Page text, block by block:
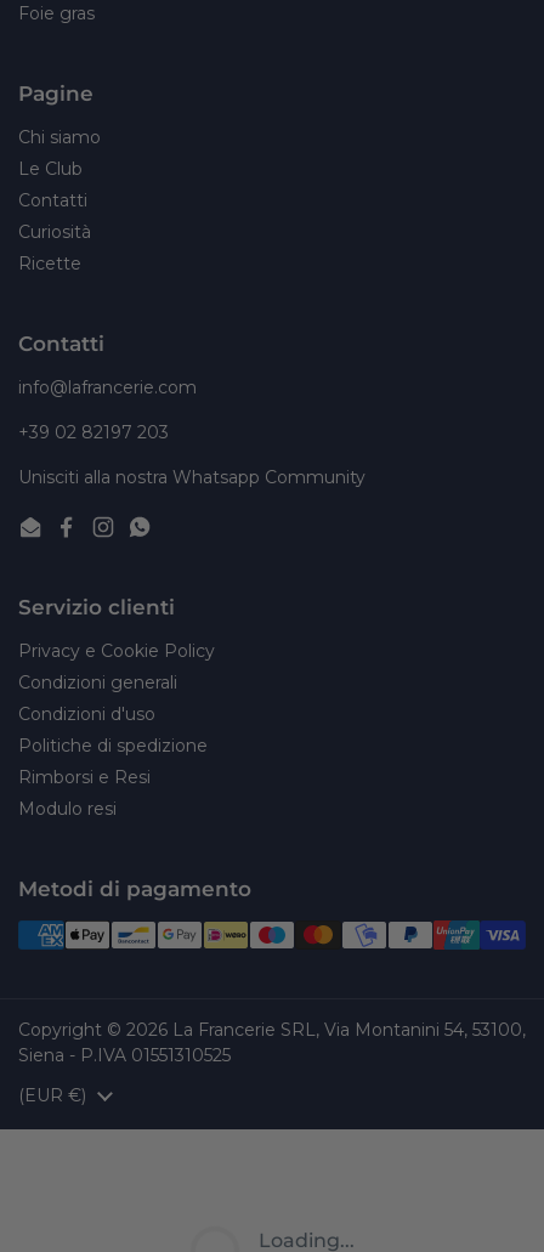
Foie gras
Pagine
Chi siamo
Le Club
Contatti
Curiosità
Ricette
Contatti
info@lafrancerie.com
+39 02 82197 203
Unisciti alla nostra Whatsapp Community
EmailFacebook
InstagramWhatsApp
Servizio clienti
Privacy e Cookie Policy
Condizioni generali
Condizioni d'uso
Politiche di spedizione
Rimborsi e Resi
Modulo resi
Metodi di pagamento
Copyright © 2026 La Francerie SRL, Via Montanini 54, 53100,
Siena - P.IVA 01551310525
Paese/Area geografica
(EUR €)
Loading...